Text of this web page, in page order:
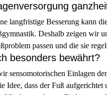
langfristige Besserung kann
Deshalb zeigen wir
passen und die sie
besonders bewährt?
sensomotorischen Einlagen
Idee, dass der Fuß